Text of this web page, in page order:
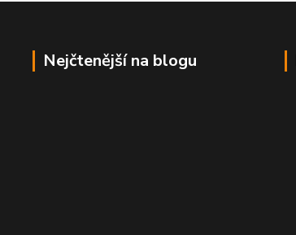
Nejčtenější na blogu